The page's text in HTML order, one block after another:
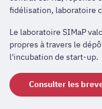
fidélisation, laboratoire
Le laboratoire SIMaP
propres à travers le
l'incubation de start-up.
Consulter les